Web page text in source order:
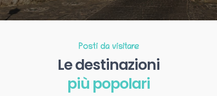
Posti da visitare
Le destinazioni
più popolari